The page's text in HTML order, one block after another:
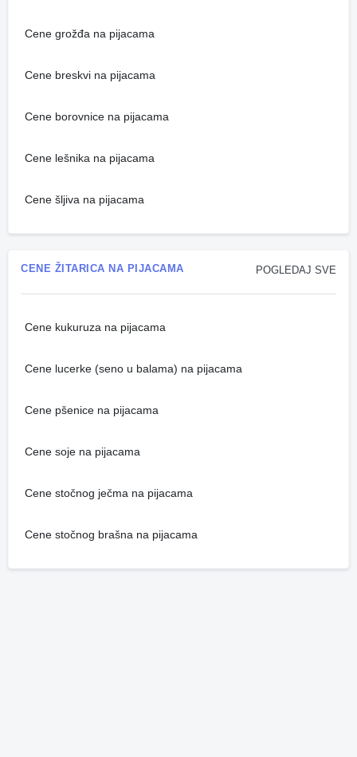
Cene grožđa na pijacama
Cene breskvi na pijacama
Cene borovnice na pijacama
Cene lešnika na pijacama
Cene šljiva na pijacama
POGLEDAJ SVE
CENE ŽITARICA NA PIJACAMA
Cene kukuruza na pijacama
Cene lucerke (seno u balama) na pijacama
Cene pšenice na pijacama
Cene soje na pijacama
Cene stočnog ječma na pijacama
Cene stočnog brašna na pijacama